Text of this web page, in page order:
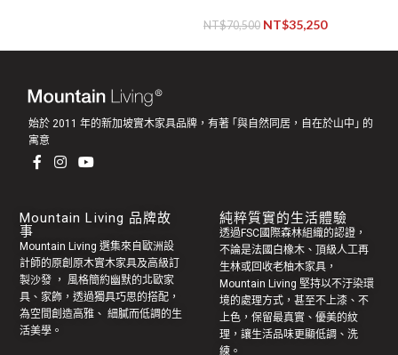
NT$70,500 NT$35,250
始於 2011 年的新加坡實木家具品牌，有著 ｢與自然同居，自在於山中｣ 的
寓意
Mountain Living 品牌故
事
Mountain Living 選集來自歐洲設
計師的原創 原木實木家具及高級訂
製沙發 ， 風格簡約幽默的北歐家
具 、家飾，透過獨具巧思的搭配，
為空間創造高雅、 細膩而低調的生
活美學。
純粹質實的生活體驗
透過FSC國際森林組織的認證，
不論是法國白橡木、頂級人工再
生林或回收老柚木家具 ，
Mountain Living 堅持以不汙染環
境的處理方式，甚至不上漆、不
上色，保留最真實、優美的紋
理，讓生活品味更顯低調、洗
練。